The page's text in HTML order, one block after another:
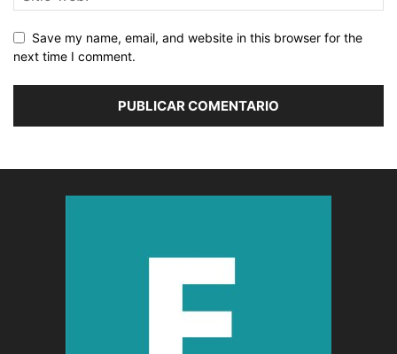
Save my name, email, and website in this browser for the
next time I comment.